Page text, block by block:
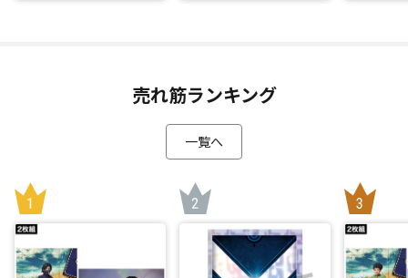
売れ筋ランキング
一覧へ